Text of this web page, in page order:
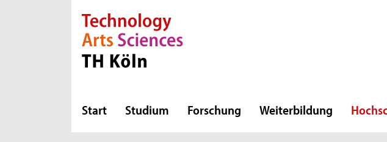
Direkt zur Hauptnavigation
Direkt zur Subnavigation
Direkt zum Inhalt
Direkt zum Fußbereich
Start Studium Forschung Weiterbildung